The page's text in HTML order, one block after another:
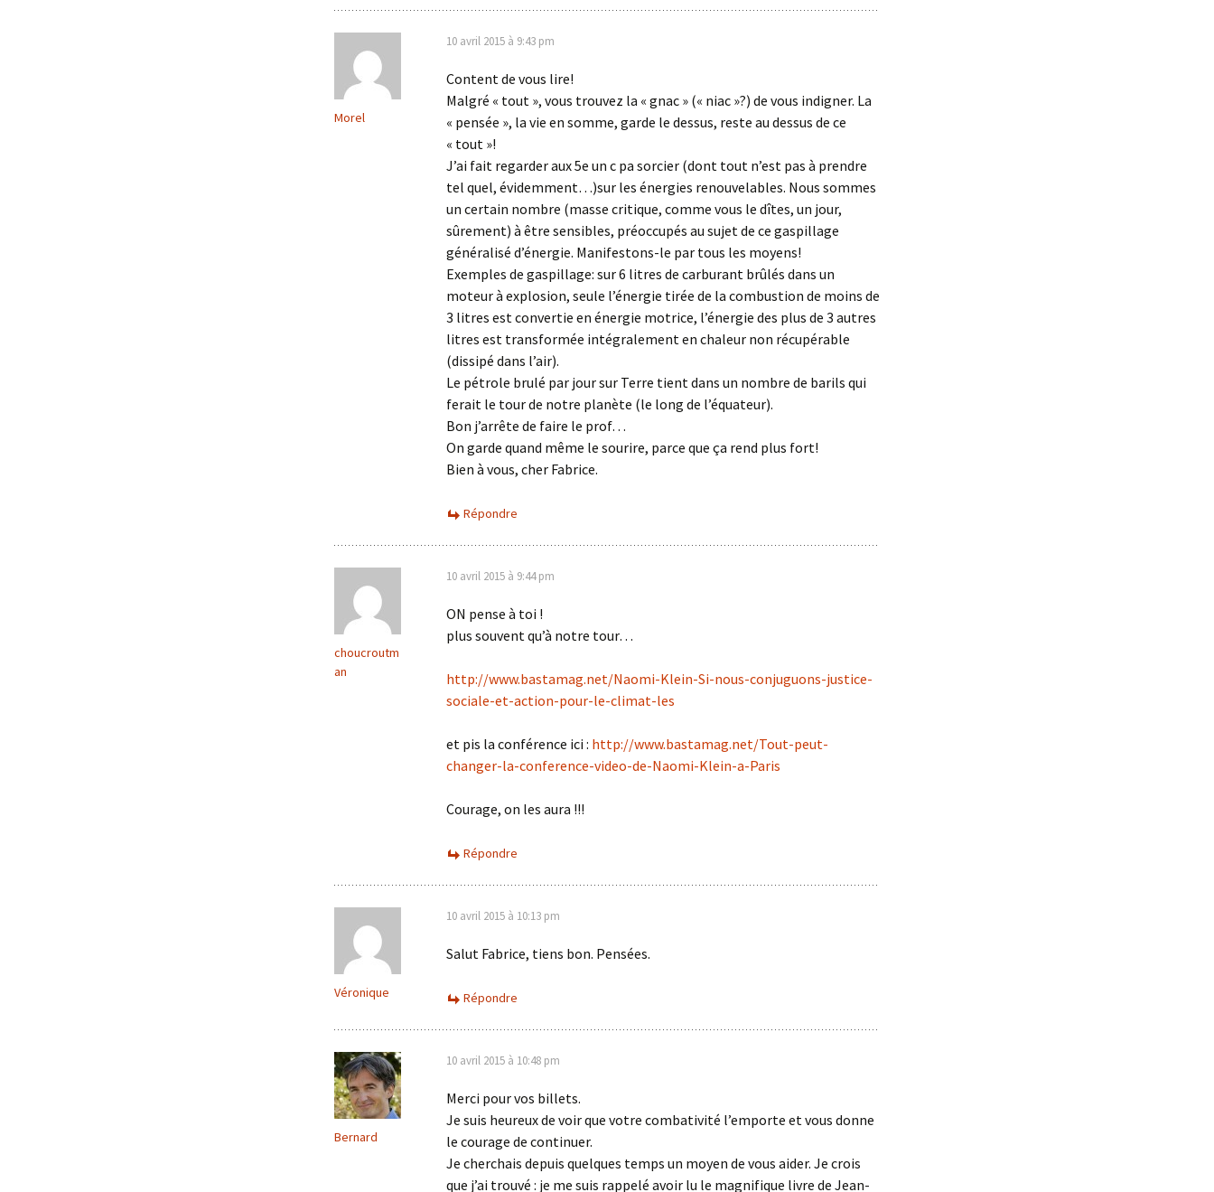
Morel
10 avril 2015 à 9:43 pm
Content de vous lire!
Malgré « tout », vous trouvez la « gnac » (« niac »?) de vous indigner. La
« pensée », la vie en somme, garde le dessus, reste au dessus de ce
« tout »!
J’ai fait regarder aux 5e un c pa sorcier (dont tout n’est pas à prendre
tel quel, évidemment…)sur les énergies renouvelables. Nous sommes
un certain nombre (masse critique, comme vous le dîtes, un jour,
sûrement) à être sensibles, préoccupés au sujet de ce gaspillage
généralisé d’énergie. Manifestons-le par tous les moyens!
Exemples de gaspillage: sur 6 litres de carburant brûlés dans un
moteur à explosion, seule l’énergie tirée de la combustion de moins de
3 litres est convertie en énergie motrice, l’énergie des plus de 3 autres
litres est transformée intégralement en chaleur non récupérable
(dissipé dans l’air).
Le pétrole brulé par jour sur Terre tient dans un nombre de barils qui
ferait le tour de notre planète (le long de l’équateur).
Bon j’arrête de faire le prof…
On garde quand même le sourire, parce que ça rend plus fort!
Bien à vous, cher Fabrice.
Répondre
choucroutm
an
10 avril 2015 à 9:44 pm
ON pense à toi !
plus souvent qu’à notre tour…
http://www.bastamag.net/Naomi-Klein-Si-nous-conjuguons-justice-
sociale-et-action-pour-le-climat-les
et pis la conférence ici : http://www.bastamag.net/Tout-peut-
changer-la-conference-video-de-Naomi-Klein-a-Paris
Courage, on les aura !!!
Répondre
Véronique
10 avril 2015 à 10:13 pm
Salut Fabrice, tiens bon. Pensées.
Répondre
Bernard
10 avril 2015 à 10:48 pm
Merci pour vos billets.
Je suis heureux de voir que votre combativité l’emporte et vous donne
le courage de continuer.
Je cherchais depuis quelques temps un moyen de vous aider. Je crois
que j’ai trouvé : je me suis rappelé avoir lu le magnifique livre de Jean-